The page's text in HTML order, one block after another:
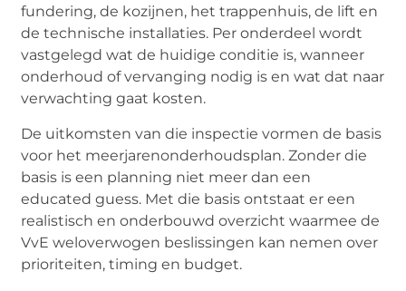
fundering, de kozijnen, het trappenhuis, de lift en
de technische installaties. Per onderdeel wordt
vastgelegd wat de huidige conditie is, wanneer
onderhoud of vervanging nodig is en wat dat naar
verwachting gaat kosten.
De uitkomsten van die inspectie vormen de basis
voor het meerjarenonderhoudsplan. Zonder die
basis is een planning niet meer dan een
educated guess. Met die basis ontstaat er een
realistisch en onderbouwd overzicht waarmee de
VvE weloverwogen beslissingen kan nemen over
prioriteiten, timing en budget.